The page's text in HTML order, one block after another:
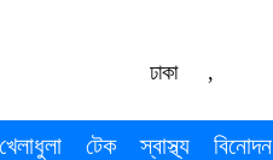
ঢাকা ,
খেলাধুলা টেক স্বাস্থ্য বিনোদন